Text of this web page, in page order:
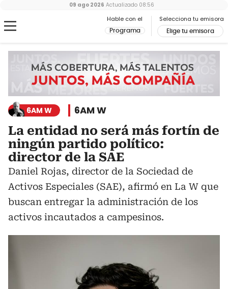
Hable con el
Programa
Selecciona tu emisora
Elige tu emisora
09 ago 2026 Actualizado 08:56
6AM W 6AM W
La entidad no será más fortín de
ningún partido político:
director de la SAE
Daniel Rojas, director de la Sociedad de
Activos Especiales (SAE), afirmó en La W que
buscan entregar la administración de los
activos incautados a campesinos.